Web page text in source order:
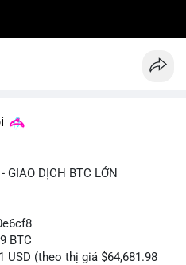
GIAO DỊCH BTC LỚN
BTC
USD (theo thị giá $64,681.98